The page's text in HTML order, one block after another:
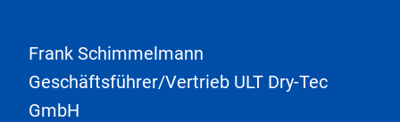
Frank Schimmelmann
Geschäftsführer/Vertrieb ULT Dry-Tec
GmbH